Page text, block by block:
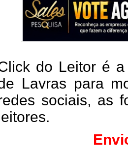
do Leitor é
Lavras para
sociais, as